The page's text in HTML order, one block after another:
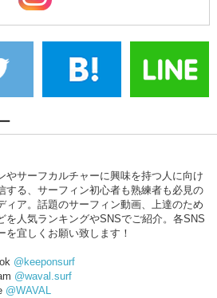
やサーフカルチャーに興味を持つ人に向け
する、サーフィン初心者も熟練者も必見の
ィア。話題のサーフィン動画、上達のため
を人気ランキングやSNSでご紹介。各SNS
を宜しくお願い致します！
@keeponsurf
@waval.surf
@WAVAL